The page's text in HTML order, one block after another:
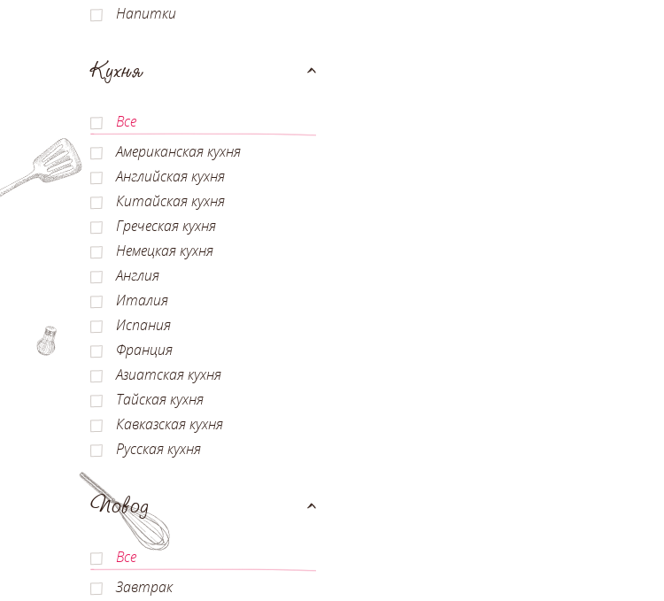
Напитки
Кухня
Все
Американская кухня
Английская кухня
Китайская кухня
Греческая кухня
Немецкая кухня
Англия
Италия
Испания
Франция
Азиатская кухня
Тайская кухня
Кавказская кухня
Русская кухня
Повод
Все
Завтрак